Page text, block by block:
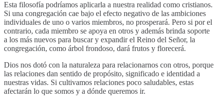
Esta filosofía podríamos aplicarla a nuestra realidad como cristianos.
Si una congregación cae bajo el efecto negativo de las ambiciones
individuales de uno o varios miembros, no prosperará. Pero si por el
contrario, cada miembro se apoya en otros y además brinda soporte
a los más nuevos para buscar y expandir el Reino del Señor, la
congregación, como árbol frondoso, dará frutos y florecerá.
Dios nos dotó con la naturaleza para relacionarnos con otros, porque
las relaciones dan sentido de propósito, significado e identidad a
nuestras vidas. Si cultivamos relaciones poco saludables, estas
afectarán lo que somos y a dónde queremos ir.